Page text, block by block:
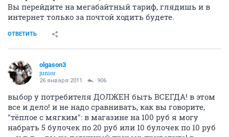
Вы перейдите на мегабайтный тариф, глядишь и в
интернет только за почтой ходить будете.
ОТВЕТИТЬ
olgason3
junior
26 января 2011 906
выбор у потребителя ДОЛЖЕН быть ВСЕГДА! в этом
все и дело! и не надо сравнивать, как вы говорите,
"тёплое с мягким": в магазине на 100 руб я могу
набрать 5 булочек по 20 руб или 10 булочек по 10 руб